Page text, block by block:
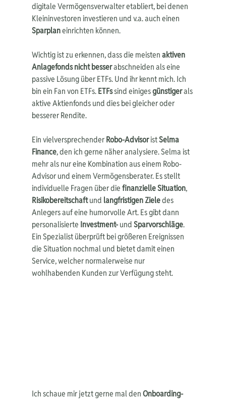
digitale Vermögensverwalter etabliert, bei denen
Kleininvestoren investieren und v.a. auch einen
Sparplan einrichten können.
Wichtig ist zu erkennen, dass die meisten aktiven
Anlagefonds nicht besser abschneiden als eine
passive Lösung über ETFs. Und ihr kennt mich. Ich
bin ein Fan von ETFs. ETFs sind einiges günstiger als
aktive Aktienfonds und dies bei gleicher oder
besserer Rendite.
Ein vielversprechender Robo-Advisor ist Selma
Finance, den ich gerne näher analysiere. Selma ist
mehr als nur eine Kombination aus einem Robo-
Advisor und einem Vermögensberater. Es stellt
individuelle Fragen über die finanzielle Situation,
Risikobereitschaft und langfristigen Ziele des
Anlegers auf eine humorvolle Art. Es gibt dann
personalisierte Investment- und Sparvorschläge.
Ein Spezialist überprüft bei größeren Ereignissen
die Situation nochmal und bietet damit einen
Service, welcher normalerweise nur
wohlhabenden Kunden zur Verfügung steht.
Ich schaue mir jetzt gerne mal den Onboarding-